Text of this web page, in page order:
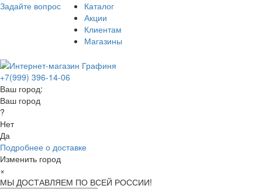
Задайте вопрос
Каталог
Акции
Клиентам
Магазины
+7(999) 396-14-06
Ваш город:
Ваш город
?
Нет
Да
Подробнее о доставке
Изменить город
×
МЫ ДОСТАВЛЯЕМ ПО ВСЕЙ РОССИИ!